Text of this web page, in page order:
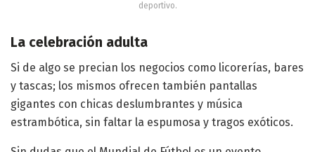
deportivo.
La celebración adulta
Si de algo se precian los negocios como licorerías, bares
y tascas; los mismos ofrecen también pantallas
gigantes con chicas deslumbrantes y música
estrambótica, sin faltar la espumosa y tragos exóticos.